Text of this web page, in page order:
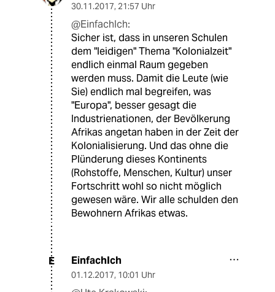
30.11.2017, 21:57 Uhr
@EinfachIch:
Sicher ist, dass in unseren Schulen
dem "leidigen" Thema "Kolonialzeit"
endlich einmal Raum gegeben
werden muss. Damit die Leute (wie
Sie) endlich mal begreifen, was
"Europa", besser gesagt die
Industrienationen, der Bevölkerung
Afrikas angetan haben in der Zeit der
Kolonialisierung. Und das ohne die
Plünderung dieses Kontinents
(Rohstoffe, Menschen, Kultur) unser
Fortschritt wohl so nicht möglich
gewesen wäre. Wir alle schulden den
Bewohnern Afrikas etwas.
E EinfachIch
01.12.2017, 10:01 Uhr